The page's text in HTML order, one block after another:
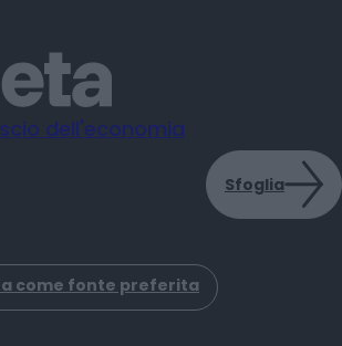
dell'economia
Sfoglia
come fonte preferita